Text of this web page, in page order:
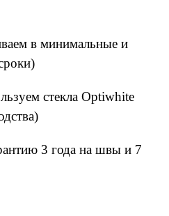
в минимальные и
стеклаOptiwhite
3 года на швы и 7